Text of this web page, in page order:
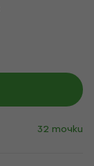
32 точки